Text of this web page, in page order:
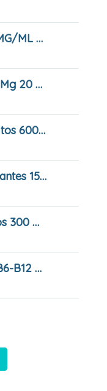
EVACUOL 7.5 MG/ML GOTAS ORALES EN SOLUCION, 30 ML
Febrectal 650 Mg 20 Comprimidos
Febrectal Adultos 600 Mg 6 Supositorios
Febrectal Lactantes 150 Mg 6 Supositorios
Febrectal Niños 300 Mg 6 Supositorios
HIDROXIL B1-B6-B12 COMPRIMIDOS RECUBIERTOS CON PELICULA , 30 Comprimidos